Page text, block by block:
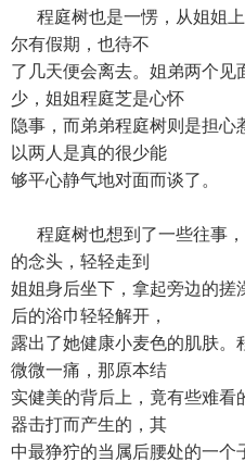
程庭树也是一愣，从姐姐上
尔有假期，也待不
了几天便会离去。姐弟两个见
少，姐姐程庭芝是心怀
隐事，而弟弟程庭树则是担
以两人是真的很少能
够平心静气地对面而谈了。
程庭树也想到了一些往事，
的念头，轻轻走到
姐姐身后坐下，拿起旁边的搓
后的浴巾轻轻解开，
露出了她健康小麦色的肌肤
微微一痛，那原本结
实健美的背后上，竟有些难
器击打而产生的，其
中最狰狞的当属后腰处的一个